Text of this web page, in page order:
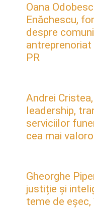
Oana
Enăchescu,
despre
PR
Andrei
leadership,
serviciilor
cea mai
Gheorghe
justiție și
teme de eșec,